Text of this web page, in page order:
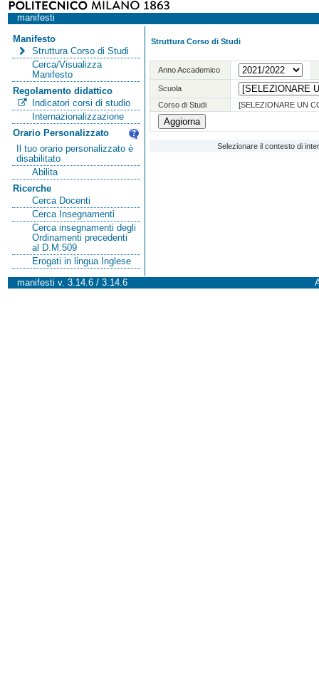
manifesti
Manifesto
Struttura Corso di Studi
Cerca/Visualizza
Manifesto
Regolamento didattico
Indicatori corsi di studio
Internazionalizzazione
Orario Personalizzato
Il tuo orario personalizzato è
disabilitato
Abilita
Ricerche
Cerca Docenti
Cerca Insegnamenti
Cerca insegnamenti degli
Ordinamenti precedenti
al D.M.509
Erogati in lingua Inglese
Struttura Corso di Studi
Anno Accademico
Scuola
Corso di Studi
[SELEZIONARE UN
Selezionare il contesto di
manifesti v. 3.14.6 / 3.14.6